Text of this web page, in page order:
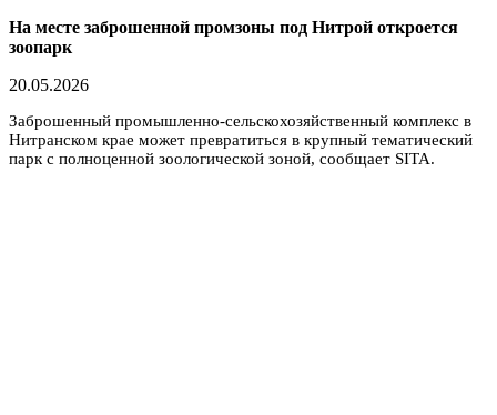
На месте заброшенной промзоны под Нитрой откроется
зоопарк
20.05.2026
Заброшенный промышленно-сельскохозяйственный комплекс в
Нитранском крае может превратиться в крупный тематический
парк с полноценной зоологической зоной, сообщает SITA.